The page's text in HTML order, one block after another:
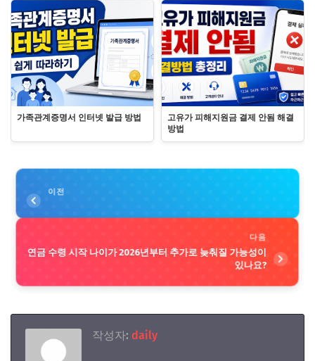
가족관계증명서 인터넷 발급 방법
고유가 피해지원금 결제 안됨 해결
방법
이전
다음
연금 수령 시작 나이가 2026년부터 추가로 늦춰질 가능성이
있나요?
작성자: daily